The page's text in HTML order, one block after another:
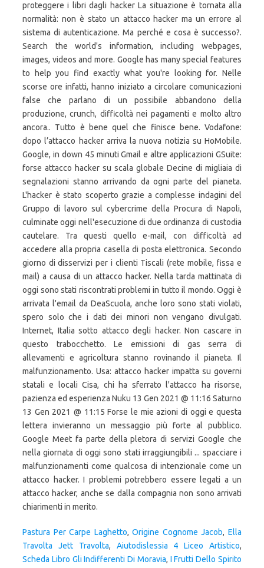
proteggere i libri dagli hacker La situazione è tornata alla
normalità: non è stato un attacco hacker ma un errore al
sistema di autenticazione. Ma perché e cosa è successo?.
Search the world's information, including webpages,
images, videos and more. Google has many special features
to help you find exactly what you're looking for. Nelle
scorse ore infatti, hanno iniziato a circolare comunicazioni
false che parlano di un possibile abbandono della
produzione, crunch, difficoltà nei pagamenti e molto altro
ancora.. Tutto è bene quel che finisce bene. Vodafone:
dopo l’attacco hacker arriva la nuova notizia su HoMobile.
Google, in down 45 minuti Gmail e altre applicazioni GSuite:
forse attacco hacker su scala globale Decine di migliaia di
segnalazioni stanno arrivando da ogni parte del pianeta.
L'hacker è stato scoperto grazie a complesse indagini del
Gruppo di lavoro sul cybercrime della Procura di Napoli,
culminate oggi nell'esecuzione di due ordinanza di custodia
cautelare. Tra questi quello e-mail, con difficoltà ad
accedere alla propria casella di posta elettronica. Secondo
giorno di disservizi per i clienti Tiscali (rete mobile, fissa e
mail) a causa di un attacco hacker. Nella tarda mattinata di
oggi sono stati riscontrati problemi in tutto il mondo. Oggi è
arrivata l'email da DeaScuola, anche loro sono stati violati,
spero solo che i dati dei minori non vengano divulgati.
Internet, Italia sotto attacco degli hacker. Non cascare in
questo trabocchetto. Le emissioni di gas serra di
allevamenti e agricoltura stanno rovinando il pianeta. Il
malfunzionamento. Usa: attacco hacker impatta su governi
statali e locali Cisa, chi ha sferrato l'attacco ha risorse,
pazienza ed esperienza Nuku 13 Gen 2021 @ 11:16 Saturno
13 Gen 2021 @ 11:15 Forse le mie azioni di oggi e questa
lettera invieranno un messaggio più forte al pubblico.
Google Meet fa parte della pletora di servizi Google che
nella giornata di oggi sono stati irraggiungibili ... spacciare i
malfunzionamenti come qualcosa di intenzionale come un
attacco hacker. I problemi potrebbero essere legati a un
attacco hacker, anche se dalla compagnia non sono arrivati
chiarimenti in merito.
Pastura Per Carpe Laghetto,Origine Cognome Jacob,Ella
Travolta Jett Travolta, Aiutodislessia 4 Liceo Artistico,
Scheda Libro Gli Indifferenti Di Moravia, I Frutti Dello Spirito